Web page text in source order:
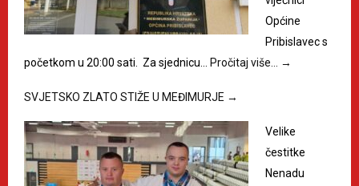
Općine
Pribislavec s
početkom u 20:00 sati. Za sjednicu…
Pročitaj više… →
SVJETSKO ZLATO STIŽE U MEĐIMURJE →
Velike
čestitke
Nenadu